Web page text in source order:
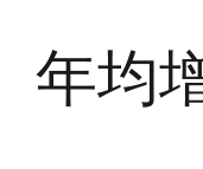
年均